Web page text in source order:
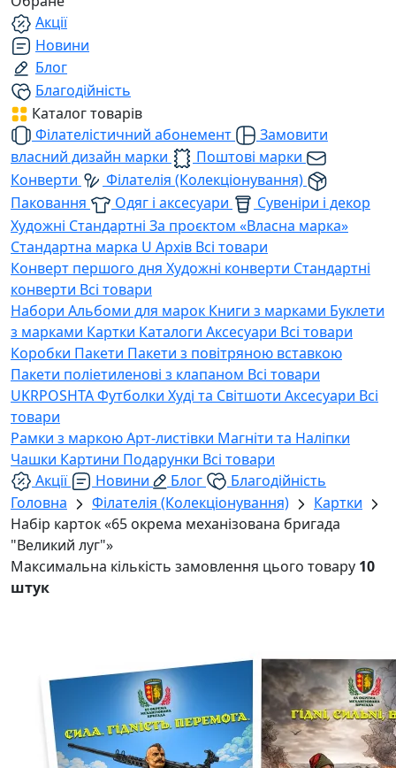
Акції
Новини
Блог
Благодійність
Каталог товарів
Філателістичний абонемент
Замовити
власний дизайн марки
Поштові марки
Конверти
Філателія (Колекціонування)
Паковання
Одяг і аксесуари
Сувеніри і декор
Художні Стандартні За проєктом «Власна марка»
Стандартна марка U Архів Всі товари
Конверт першого дня Художні конверти Стандартні
конверти Всі товари
Набори Альбоми для марок Книги з марками Буклети
з марками Картки Каталоги Аксесуари Всі товари
Коробки Пакети Пакети з повітряною вставкою
Пакети поліетиленові з клапаном Всі товари
UKRPOSHTAФутболки Худі та Світшоти Аксесуари Всі
товари
Рамки з маркоюАрт-листівки Магніти та Наліпки
Чашки Картини Подарунки Всі товари
Акції
Новини Блог
Благодійність
Головна
Філателія (Колекціонування)
Картки
Набір карток «65 окрема механізована бригада
"Великий луг"»
Максимальна кількість замовлення цього товару 10
штук